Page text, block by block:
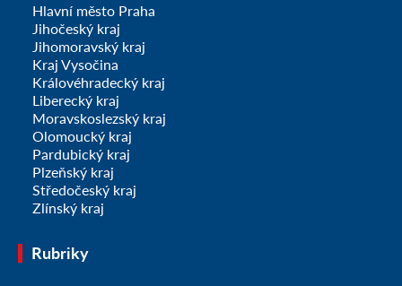
Hlavní město Praha
Jihočeský kraj
Jihomoravský kraj
Kraj Vysočina
Královéhradecký kraj
Liberecký kraj
Moravskoslezský kraj
Olomoucký kraj
Pardubický kraj
Plzeňský kraj
Středočeský kraj
Zlínský kraj
Rubriky